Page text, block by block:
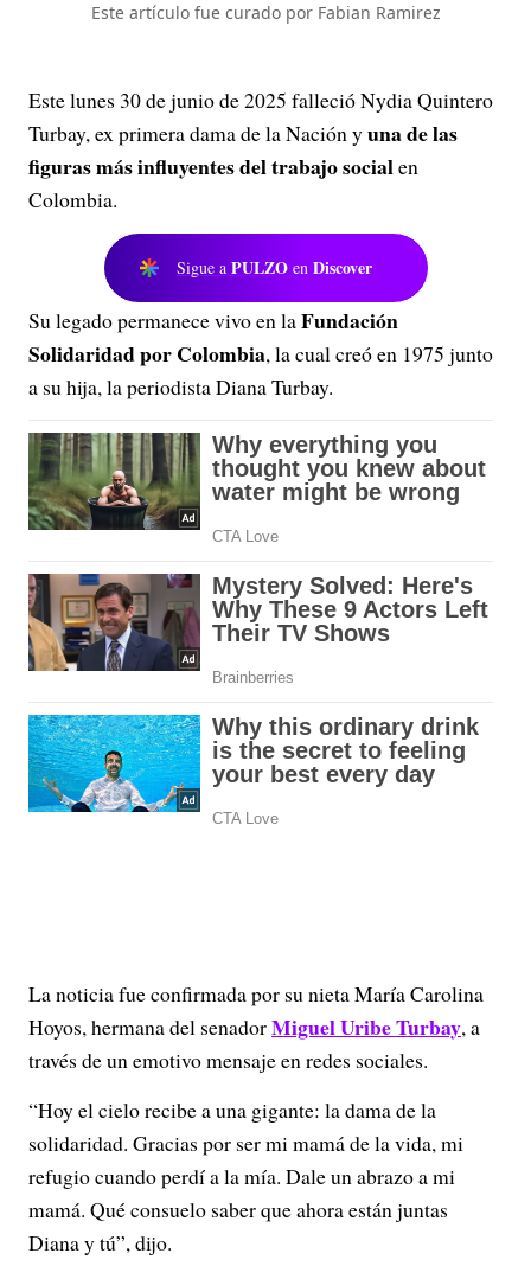
Este artículo fue curado por Fabian Ramirez
Este lunes 30 de junio de 2025 falleció Nydia Quintero
Turbay, ex primera dama de la Nación yuna de las
figuras más influyentes del trabajo socialen
Colombia.
Sigue a PULZO en Discover
Su legado permanece vivo en laFundación
Solidaridad por Colombia, la cual creó en 1975 junto
a su hija, la periodista Diana Turbay.
La noticia fue confirmada por su nieta María Carolina
Hoyos, hermana del senadorMiguel Uribe Turbay, a
través de un emotivo mensaje en redes sociales.
“Hoy el cielo recibe a una gigante: la dama de la
solidaridad. Gracias por ser mi mamá de la vida, mi
refugio cuando perdí a la mía. Dale un abrazo a mi
mamá. Qué consuelo saber que ahora están juntas
Diana y tú”, dijo.